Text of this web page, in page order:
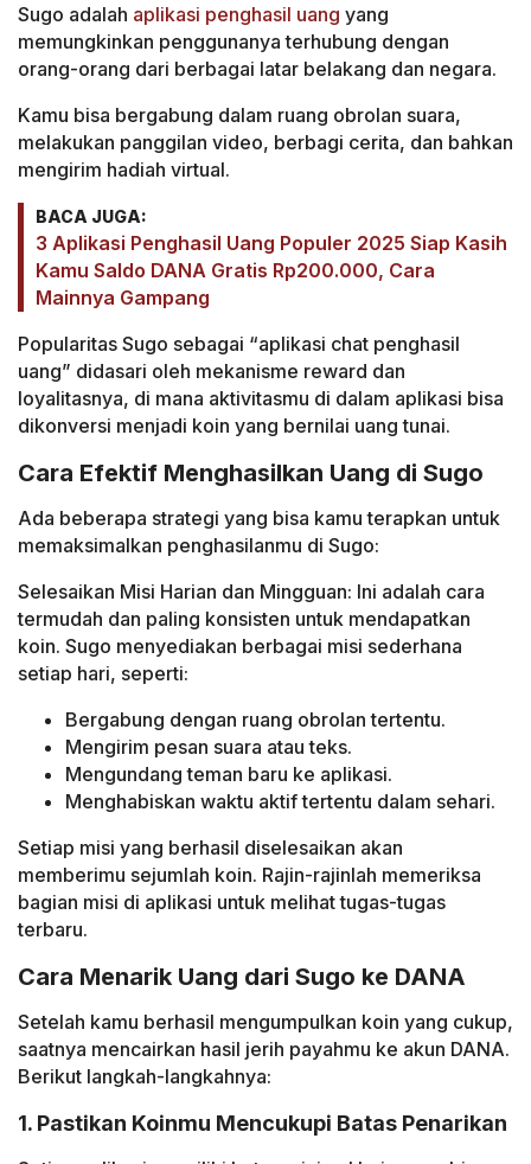
Sugo adalah aplikasi penghasil uang yang
memungkinkan penggunanya terhubung dengan
orang-orang dari berbagai latar belakang dan negara.
Kamu bisa bergabung dalam ruang obrolan suara,
melakukan panggilan video, berbagi cerita, dan bahkan
mengirim hadiah virtual.
BACA JUGA:
3 Aplikasi Penghasil Uang Populer 2025 Siap Kasih
Kamu Saldo DANA Gratis Rp200.000, Cara
Mainnya Gampang
Popularitas Sugo sebagai “aplikasi chat penghasil
uang” didasari oleh mekanisme reward dan
loyalitasnya, di mana aktivitasmu di dalam aplikasi bisa
dikonversi menjadi koin yang bernilai uang tunai.
Cara Efektif Menghasilkan Uang di Sugo
Ada beberapa strategi yang bisa kamu terapkan untuk
memaksimalkan penghasilanmu di Sugo:
Selesaikan Misi Harian dan Mingguan: Ini adalah cara
termudah dan paling konsisten untuk mendapatkan
koin. Sugo menyediakan berbagai misi sederhana
setiap hari, seperti:
Bergabung dengan ruang obrolan tertentu.
Mengirim pesan suara atau teks.
Mengundang teman baru ke aplikasi.
Menghabiskan waktu aktif tertentu dalam sehari.
Setiap misi yang berhasil diselesaikan akan
memberimu sejumlah koin. Rajin-rajinlah memeriksa
bagian misi di aplikasi untuk melihat tugas-tugas
terbaru.
Cara Menarik Uang dari Sugo ke DANA
Setelah kamu berhasil mengumpulkan koin yang cukup,
saatnya mencairkan hasil jerih payahmu ke akun DANA.
Berikut langkah-langkahnya:
1. Pastikan Koinmu Mencukupi Batas Penarikan